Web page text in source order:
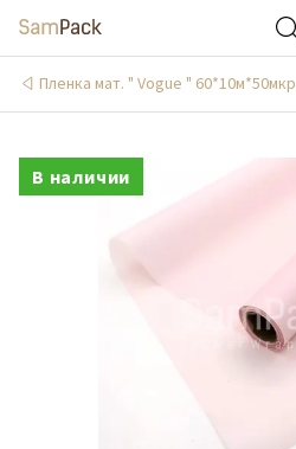
Пленка мат. " Vogue " 60*10м*50мкр
В наличии